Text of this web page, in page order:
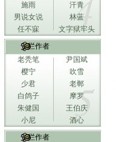
施雨
汗青
男说女说
林蓝
任不寐
文字狱牢头
专栏作者
老秃笔
尹国斌
樱宁
吹雪
少君
老郸
白鸽子
摩罗
朱健国
王伯庆
小尼
酒心
专栏作者